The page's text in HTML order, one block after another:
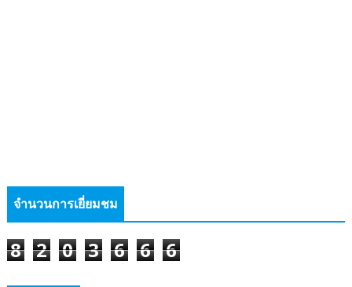
จำนวนการเยี่ยมชม
8 2 0 3 6 6 6